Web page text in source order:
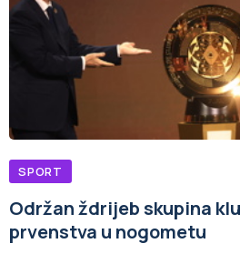
SPORT
Održan ždrijeb skupina
prvenstva u nogometu